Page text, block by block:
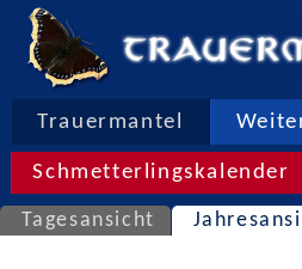
Trauermantel
Schmetterlingskalender
Tagesansicht